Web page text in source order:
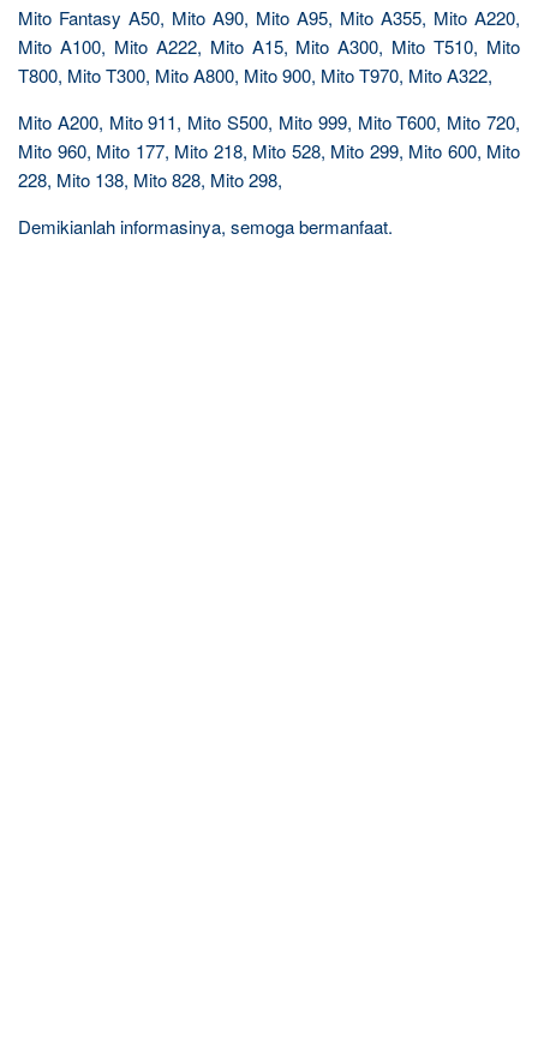
Mito Fantasy A50, Mito A90, Mito A95, Mito A355, Mito A220,
Mito A100, Mito A222, Mito A15, Mito A300, Mito T510, Mito
T800, Mito T300, Mito A800, Mito 900, Mito T970, Mito A322,
Mito A200, Mito 911, Mito S500, Mito 999, Mito T600, Mito 720,
Mito 960, Mito 177, Mito 218, Mito 528, Mito 299, Mito 600, Mito
228, Mito 138, Mito 828, Mito 298,
Demikianlah informasinya, semoga bermanfaat.